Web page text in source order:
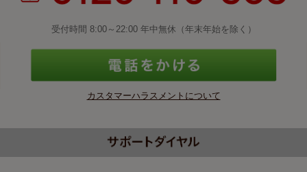
受付時間 8:00～22:00 年中無休（年末年始を除く）
カスタマーハラスメントについて